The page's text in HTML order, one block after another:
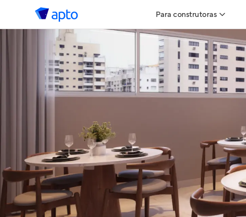
Para construtoras
Geração de Leads
Geração de Visitas
Geração de Vendas
Parcerias Imobiliárias
Anunciar Imóveis